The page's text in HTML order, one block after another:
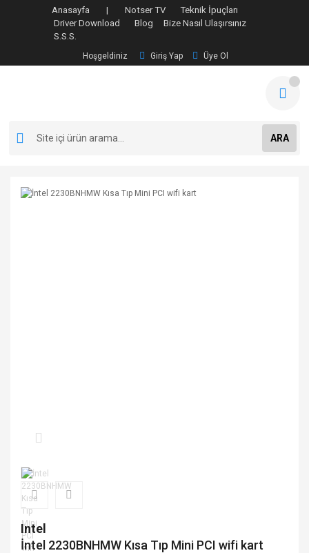
Anasayfa | Notser TV
Teknik İpuçları
Driver Download
Blog
Bize Nasıl Ulaşırsınız
S.S.S.
Hoşgeldiniz Giriş Yap Üye Ol
ARA
Intel
İntel 2230BNHMW Kısa Tıp Mini PCI wifi kart